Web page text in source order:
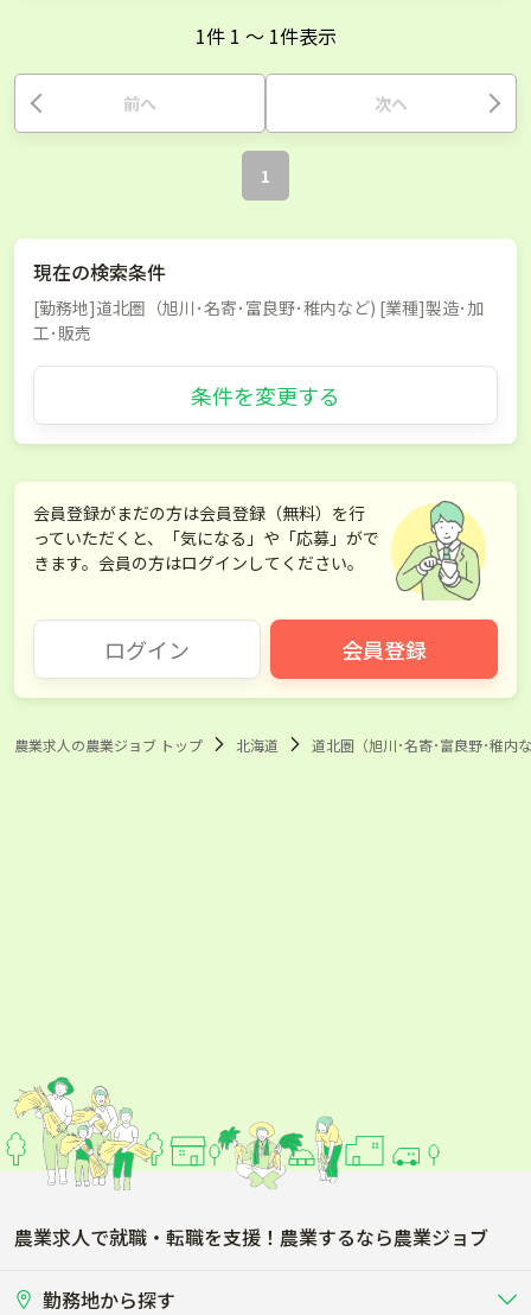
1件 1 〜 1件表示
前へ 次へ
1
現在の検索条件
[勤務地]道北圏（旭川･名寄･富良野･稚内など) [業種]製造･加
工･販売
条件を変更する
会員登録がまだの方は会員登録（無料）を行
っていただくと、「気になる」や「応募」がで
きます。会員の方はログインしてください。
ログイン 会員登録
農業求人の農業ジョブ トップ 北海道 道北圏（旭川･名寄･富良野･稚内
農業求人で就職・転職を支援！農業するなら農業ジョブ
勤務地から探す